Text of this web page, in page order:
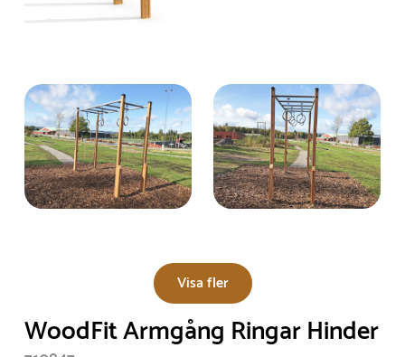
Visa fler
WoodFit Armgång Ringar Hinder